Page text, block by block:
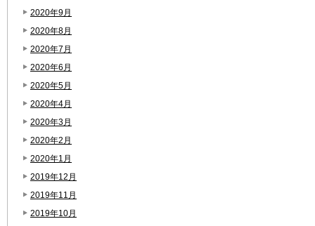
2020年9月
2020年8月
2020年7月
2020年6月
2020年5月
2020年4月
2020年3月
2020年2月
2020年1月
2019年12月
2019年11月
2019年10月